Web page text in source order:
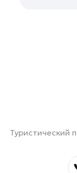
Туристический